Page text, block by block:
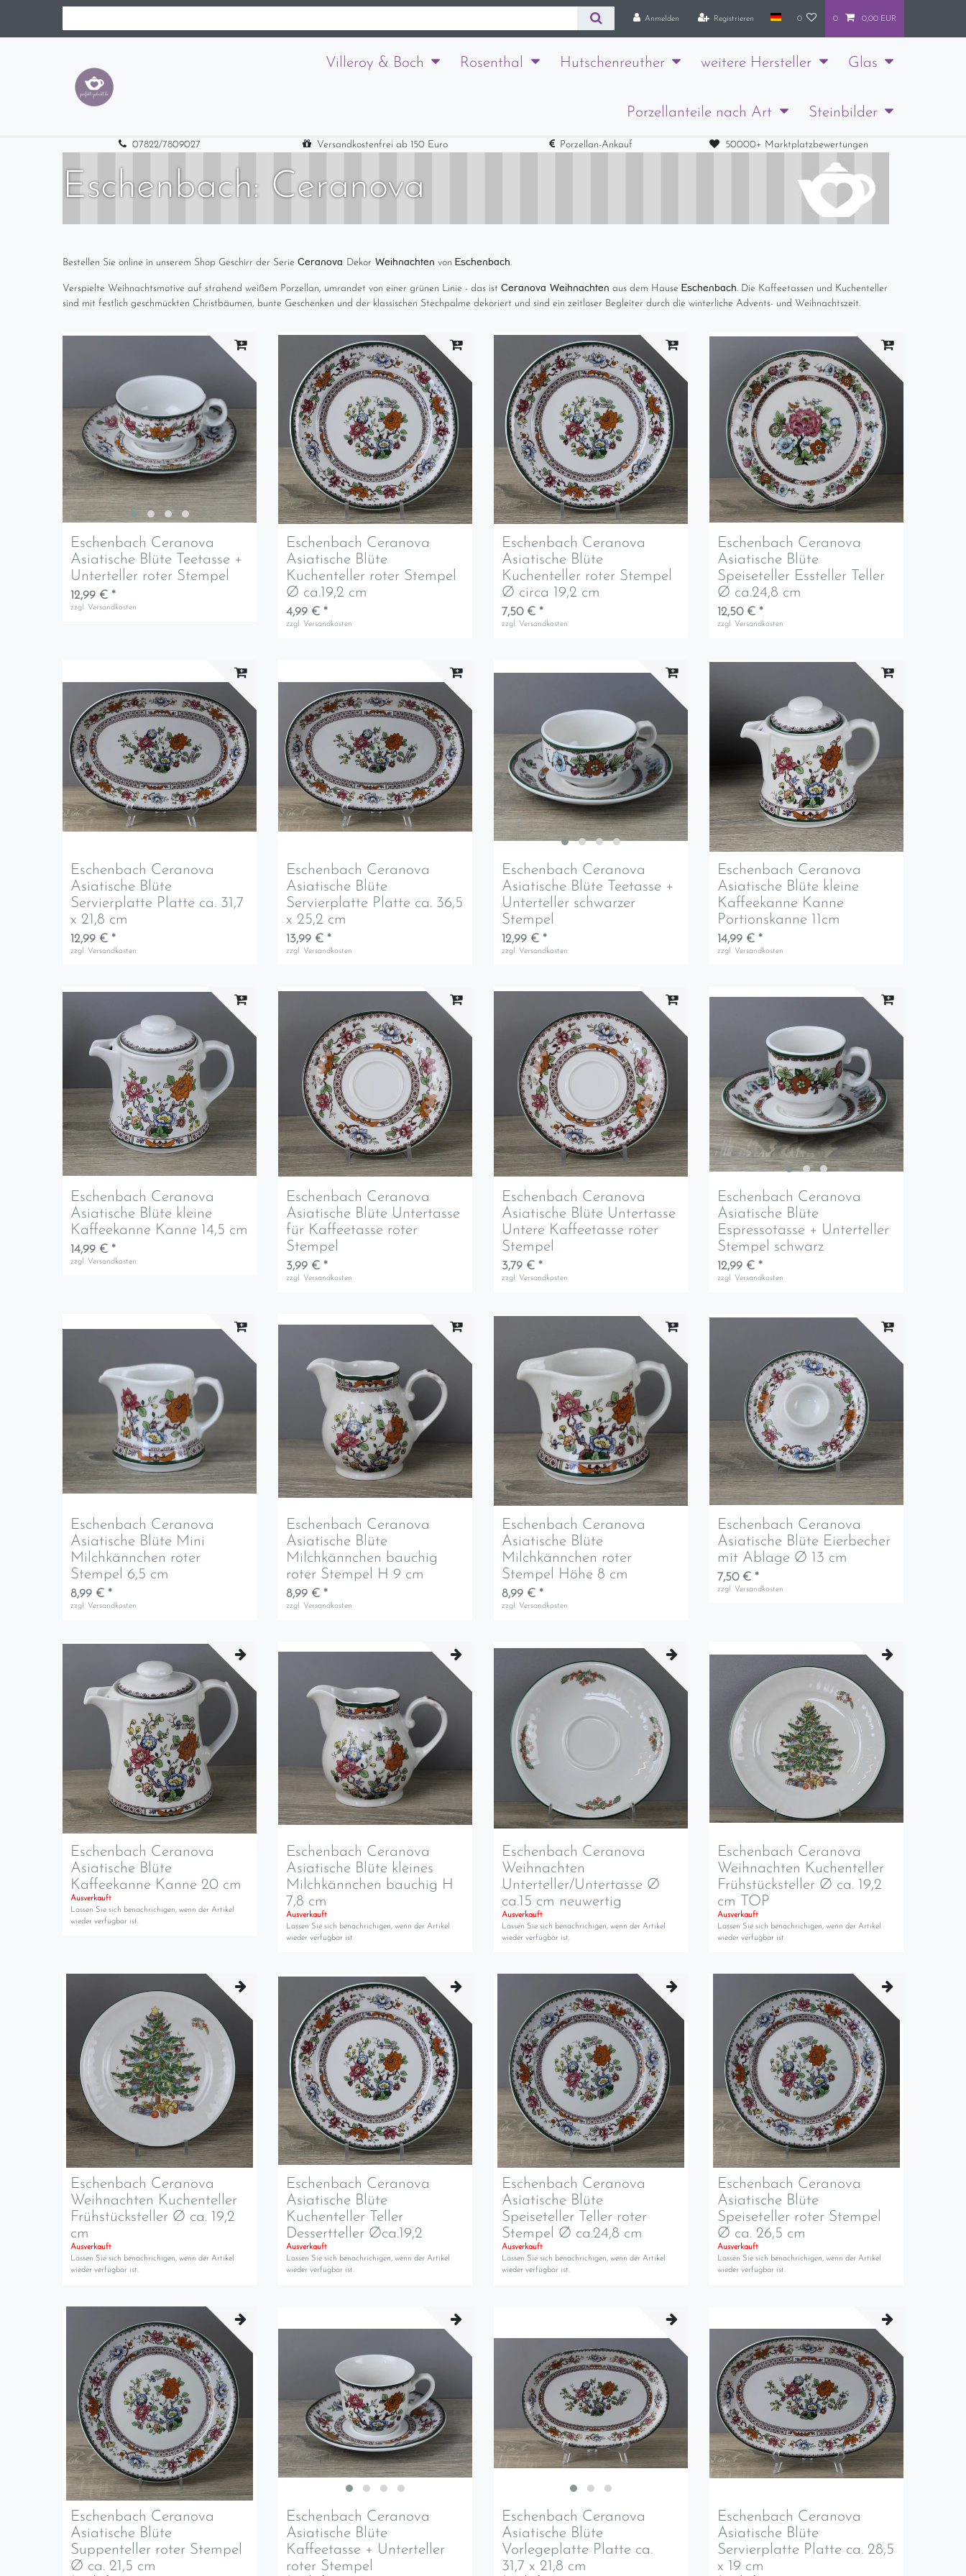
Anmelden Registrieren 0 0 0,00 EUR
Villeroy & Boch Rosenthal Hutschenreuther weitere Hersteller Glas
Porzellanteile nach Art Steinbilder
07822/7809027 Versandkostenfrei ab 150 Euro Porzellan-Ankauf 50000+ Marktplatzbewertungen
Eschenbach: Ceranova
Bestellen Sie online in unserem Shop Geschirr der Serie Ceranova Dekor Weihnachten von Eschenbach.
Verspielte Weihnachtsmotive auf strahend weißem Porzellan, umrandet von einer grünen Linie - das ist Ceranova Weihnachten aus dem Hause Eschenbach. Die Kaffeetassen und Kuchenteller
sind mit festlich geschmückten Christbäumen, bunte Geschenken und der klassischen Stechpalme dekoriert und sind ein zeitloser Begleiter durch die winterliche Advents- und Weihnachtszeit.
Eschenbach Ceranova
Asiatische Blüte Teetasse +
Unterteller roter Stempel
12,99 € *
zzgl. Versandkosten
Eschenbach Ceranova
Asiatische Blüte
Kuchenteller roter Stempel
Ø ca.19,2 cm
4,99 € *
zzgl. Versandkosten
Eschenbach Ceranova
Asiatische Blüte
Kuchenteller roter Stempel
Ø circa 19,2 cm
7,50 € *
zzgl. Versandkosten
Eschenbach Ceranova
Asiatische Blüte
Speiseteller Essteller Teller
Ø ca.24,8 cm
12,50 € *
zzgl. Versandkosten
Eschenbach Ceranova
Asiatische Blüte
Servierplatte Platte ca. 31,7
x 21,8 cm
12,99 € *
zzgl. Versandkosten
Eschenbach Ceranova
Asiatische Blüte
Servierplatte Platte ca. 36,5
x 25,2 cm
13,99 € *
zzgl. Versandkosten
Eschenbach Ceranova
Asiatische Blüte Teetasse +
Unterteller schwarzer
Stempel
12,99 € *
zzgl. Versandkosten
Eschenbach Ceranova
Asiatische Blüte kleine
Kaffeekanne Kanne
Portionskanne 11cm
14,99 € *
zzgl. Versandkosten
Eschenbach Ceranova
Asiatische Blüte kleine
Kaffeekanne Kanne 14,5 cm
14,99 € *
zzgl. Versandkosten
Eschenbach Ceranova
Asiatische Blüte Untertasse
für Kaffeetasse roter
Stempel
3,99 € *
zzgl. Versandkosten
Eschenbach Ceranova
Asiatische Blüte Untertasse
Untere Kaffeetasse roter
Stempel
3,79 € *
zzgl. Versandkosten
Eschenbach Ceranova
Asiatische Blüte
Espressotasse + Unterteller
Stempel schwarz
12,99 € *
zzgl. Versandkosten
Eschenbach Ceranova
Asiatische Blüte Mini
Milchkännchen roter
Stempel 6,5 cm
8,99 € *
zzgl. Versandkosten
Eschenbach Ceranova
Asiatische Blüte
Milchkännchen bauchig
roter Stempel H 9 cm
8,99 € *
zzgl. Versandkosten
Eschenbach Ceranova
Asiatische Blüte
Milchkännchen roter
Stempel Höhe 8 cm
8,99 € *
zzgl. Versandkosten
Eschenbach Ceranova
Asiatische Blüte Eierbecher
mit Ablage Ø 13 cm
7,50 € *
zzgl. Versandkosten
Eschenbach Ceranova
Asiatische Blüte
Kaffeekanne Kanne 20 cm
Ausverkauft
Lassen Sie sich benachrichigen, wenn der Artikel
wieder verfügbar ist.
Eschenbach Ceranova
Asiatische Blüte kleines
Milchkännchen bauchig H
7,8 cm
Ausverkauft
Lassen Sie sich benachrichigen, wenn der Artikel
wieder verfügbar ist.
Eschenbach Ceranova
Weihnachten
Unterteller/Untertasse Ø
ca.15 cm neuwertig
Ausverkauft
Lassen Sie sich benachrichigen, wenn der Artikel
wieder verfügbar ist.
Eschenbach Ceranova
Weihnachten Kuchenteller
Frühstücksteller Ø ca. 19,2
cm TOP
Ausverkauft
Lassen Sie sich benachrichigen, wenn der Artikel
wieder verfügbar ist.
Eschenbach Ceranova
Weihnachten Kuchenteller
Frühstücksteller Ø ca. 19,2
cm
Ausverkauft
Lassen Sie sich benachrichigen, wenn der Artikel
wieder verfügbar ist.
Eschenbach Ceranova
Asiatische Blüte
Kuchenteller Teller
Dessertteller Øca.19,2
Ausverkauft
Lassen Sie sich benachrichigen, wenn der Artikel
wieder verfügbar ist.
Eschenbach Ceranova
Asiatische Blüte
Speiseteller Teller roter
Stempel Ø ca.24,8 cm
Ausverkauft
Lassen Sie sich benachrichigen, wenn der Artikel
wieder verfügbar ist.
Eschenbach Ceranova
Asiatische Blüte
Speiseteller roter Stempel
Ø ca. 26,5 cm
Ausverkauft
Lassen Sie sich benachrichigen, wenn der Artikel
wieder verfügbar ist.
Eschenbach Ceranova
Asiatische Blüte
Suppenteller roter Stempel
Ø ca. 21,5 cm
Eschenbach Ceranova
Asiatische Blüte
Kaffeetasse + Unterteller
roter Stempel
Eschenbach Ceranova
Asiatische Blüte
Vorlegeplatte Platte ca.
31,7 x 21,8 cm
Eschenbach Ceranova
Asiatische Blüte
Servierplatte Platte ca. 28,5
x 19 cm